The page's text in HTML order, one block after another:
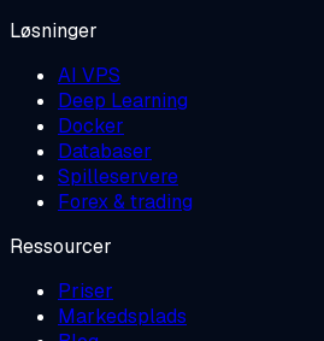
Løsninger
AI VPS
Deep Learning
Docker
Databaser
Spilleservere
Forex & trading
Ressourcer
Priser
Markedsplads